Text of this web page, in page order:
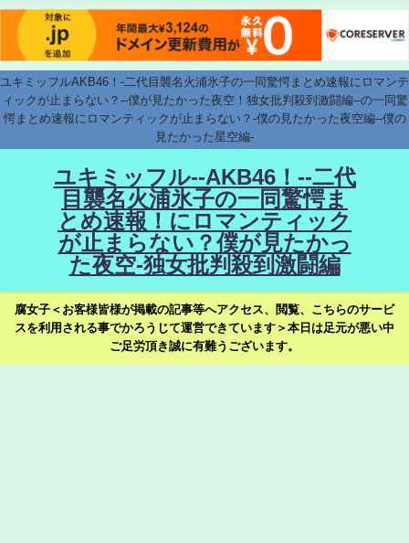
ユキミッフルAKB46！-二代目襲名火浦氷子の一同驚愕まとめ速報にロマンテ
ィックが止まらない？--僕が見たかった夜空！独女批判殺到激闘編--の一同驚
愕まとめ速報にロマンティックが止まらない？-僕の見たかった夜空編--僕の
見たかった星空編-
ユキミッフル--AKB46！--二代
目襲名火浦氷子の一同驚愕ま
とめ速報！にロマンティック
が止まらない？僕が見たかっ
た夜空-独女批判殺到激闘編
腐女子＜お客様皆様が掲載の記事等へアクセス、閲覧、こちらのサービ
スを利用される事でかろうじて運営できています＞本日は足元が悪い中
ご足労頂き誠に有難うございます。